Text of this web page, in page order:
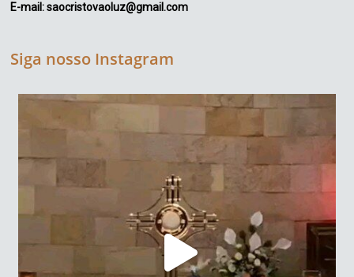
E-mail: saocristovaoluz@gmail.com
Siga nosso Instagram